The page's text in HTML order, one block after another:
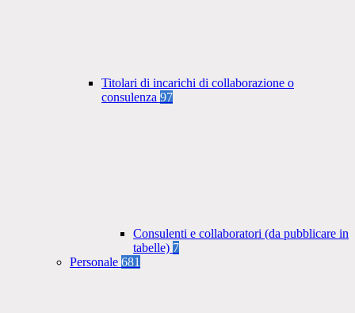
Titolari di incarichi di collaborazione o
consulenza 97
Consulenti e collaboratori (da pubblicare in
tabelle) 7
Personale 681